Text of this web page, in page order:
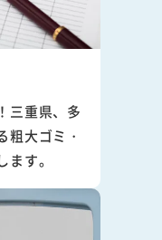
三重県、多
粗大ゴミ・
す。